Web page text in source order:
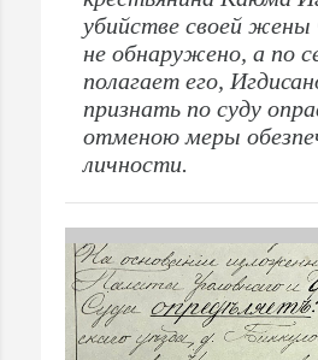
убийстве своей
не обнаружено, а по
полагает его,
признать по суду
отменою меры
личности.